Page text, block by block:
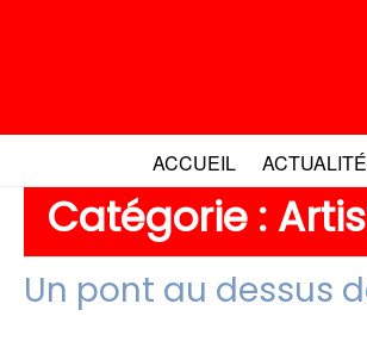
ACCUEIL
Catégorie :
Un pont au dessus